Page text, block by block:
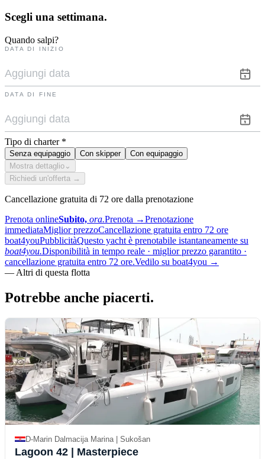
Scegli una settimana.
Quando salpi?
DATA DI INIZIO
DATA DI FINE
Tipo di charter *
Senza equipaggio Con skipper
Con equipaggio
Mostra dettaglio ⌄
Richiedi un'offerta →
Cancellazione gratuita di 72 ore dalla prenotazione
Prenota onlineSubito, ora.Prenota →Prenotazione
immediataMiglior prezzoCancellazione gratuita entro 72 ore
boat4youPubblicitàQuesto yacht è prenotabile istantaneamente su
boat4you.Disponibilità in tempo reale · miglior prezzo garantito ·
cancellazione gratuita entro 72 ore.Vedilo su boat4you →
— Altri di questa flotta
Potrebbe anche piacerti.
D-Marin Dalmacija Marina | Sukošan
Lagoon 42 | Masterpiece